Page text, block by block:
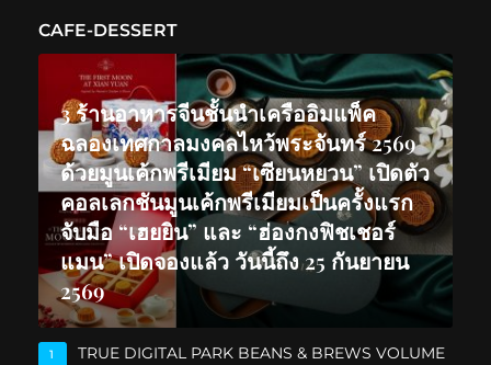
CAFE-DESSERT
3 ร้านอาหารจีนชั้นนำเครืออิมแพ็ค
ฉลองเทศกาลมงคลไหว้พระจันทร์ 2569
ด้วยมูนเค้กพรีเมียม “เซียนหยวน” เปิดตัว
คอลเลกชันมูนเค้กพรีเมียมเป็นครั้งแรก
จับมือ “เฮยยิน” และ “ฮ่องกงฟิชเชอร์
แมน” เปิดจองแล้ว วันนี้ถึง 25 กันยายน
2569
1
TRUE DIGITAL PARK BEANS & BREWS VOLUME